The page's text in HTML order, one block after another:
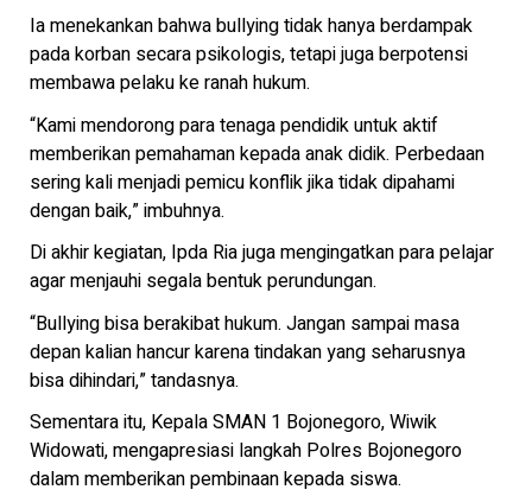
Ia menekankan bahwa bullying tidak hanya berdampak
pada korban secara psikologis, tetapi juga berpotensi
membawa pelaku ke ranah hukum.
“Kami mendorong para tenaga pendidik untuk aktif
memberikan pemahaman kepada anak didik. Perbedaan
sering kali menjadi pemicu konflik jika tidak dipahami
dengan baik,” imbuhnya.
Di akhir kegiatan, Ipda Ria juga mengingatkan para pelajar
agar menjauhi segala bentuk perundungan.
“Bullying bisa berakibat hukum. Jangan sampai masa
depan kalian hancur karena tindakan yang seharusnya
bisa dihindari,” tandasnya.
Sementara itu, Kepala SMAN 1 Bojonegoro, Wiwik
Widowati, mengapresiasi langkah Polres Bojonegoro
dalam memberikan pembinaan kepada siswa.